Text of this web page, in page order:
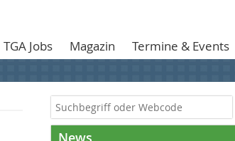
TGA Jobs Magazin Termine & Events
News